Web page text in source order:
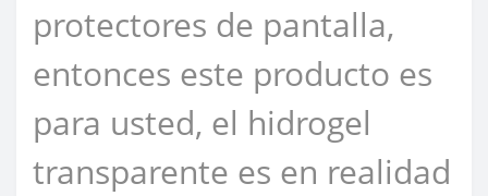
protectores de pantalla,
entonces este producto es
para usted, el hidrogel
transparente es en realidad